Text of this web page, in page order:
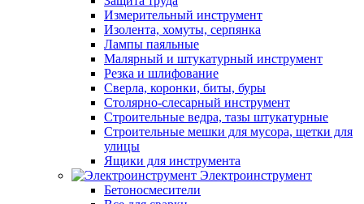
Измерительный инструмент
Изолента, хомуты, серпянка
Лампы паяльные
Малярный и штукатурный инструмент
Резка и шлифование
Сверла, коронки, биты, буры
Столярно-слесарный инструмент
Строительные ведра, тазы штукатурные
Строительные мешки для мусора, щетки для
улицы
Ящики для инструмента
Электроинструмент
Бетоносмесители